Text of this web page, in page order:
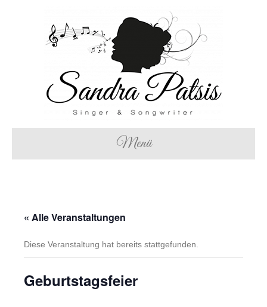
Menü
« Alle Veranstaltungen
Diese Veranstaltung hat bereits stattgefunden.
Geburtstagsfeier